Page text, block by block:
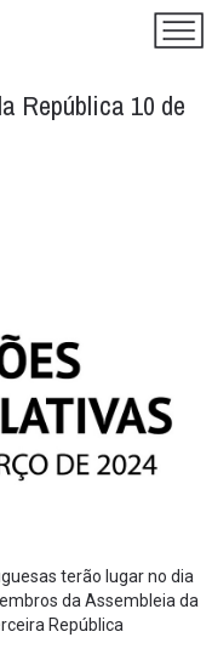
República 10 de
terão lugar no dia
da Assembleia da
República